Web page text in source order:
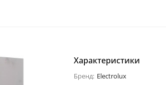
Характеристики
Бренд: Electrolux